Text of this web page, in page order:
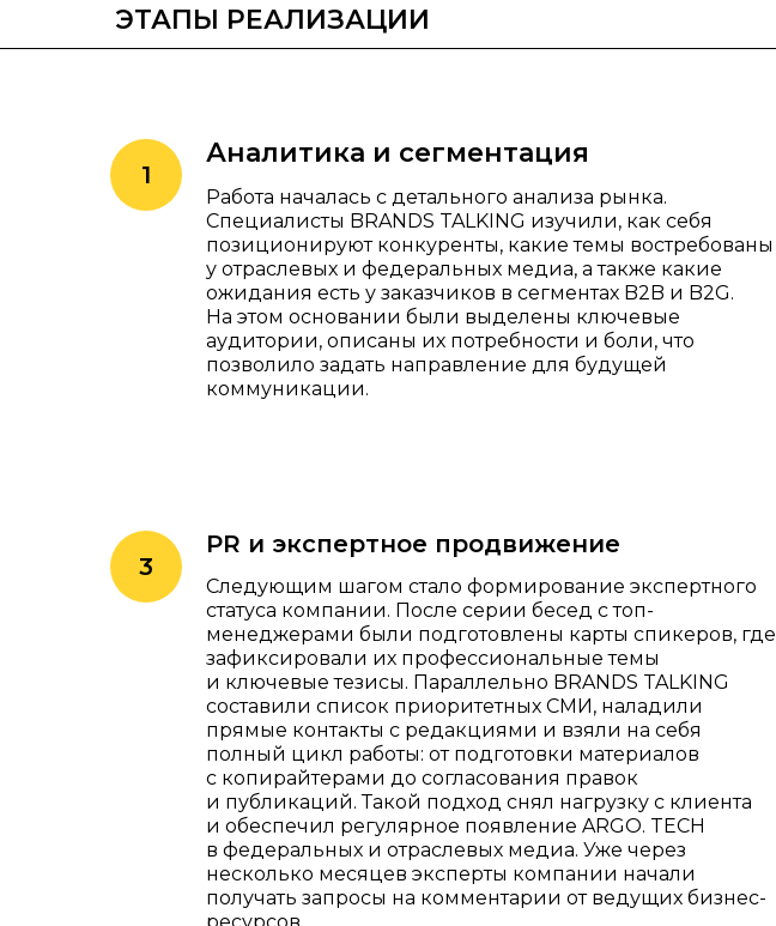
ЭТАПЫ РЕАЛИЗАЦИИ
Аналитика и сегментация
Работа началась с детального анализа рынка.
Специалисты BRANDS TALKING изучили, как себя
позиционируют конкуренты, какие темы востребованы
у отраслевых и федеральных медиа, а также какие
ожидания есть у заказчиков в сегментах B2B и B2G.
На этом основании были выделены ключевые
аудитории, описаны их потребности и боли, что
позволило задать направление для будущей
коммуникации.
PR и экспертное продвижение
Следующим шагом стало формирование экспертного
статуса компании. После серии бесед с топ-
менеджерами были подготовлены карты спикеров, где
зафиксировали их профессиональные темы
и ключевые тезисы. Параллельно BRANDS TALKING
составили список приоритетных СМИ, наладили
прямые контакты с редакциями и взяли на себя
полный цикл работы: от подготовки материалов
с копирайтерами до согласования правок
и публикаций. Такой подход снял нагрузку с клиента
и обеспечил регулярное появление ARGO. TECH
в федеральных и отраслевых медиа. Уже через
несколько месяцев эксперты компании начали
получать запросы на комментарии от ведущих бизнес-